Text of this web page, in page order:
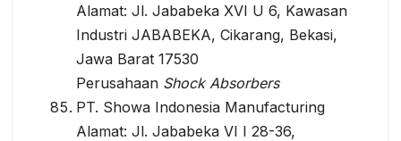
Alamat: Jl. Jababeka XVI U 6, Kawasan
Industri JABABEKA, Cikarang, Bekasi,
Jawa Barat 17530
Perusahaan Shock Absorbers
PT. Showa Indonesia Manufacturing
Alamat: Jl. Jababeka VI I 28-36,